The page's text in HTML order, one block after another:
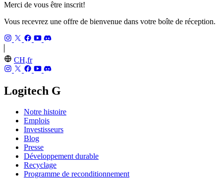
Merci de vous être inscrit!
Vous recevrez une offre de bienvenue dans votre boîte de réception.
CH,fr
Logitech G
Notre histoire
Emplois
Investisseurs
Blog
Presse
Développement durable
Recyclage
Programme de reconditionnement